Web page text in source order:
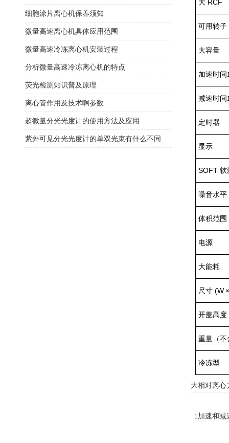
大 RCF
可用转子
大容量
加速时间
减速时间
定时器
显示
SOFT 软
噪音水平
体积范围
电源
大能耗
尺寸 (W
开盖高度
重量（不
冷冻型
大相对离心
1加速和减
细胞涂片离心机保养须知
微量高速离心机具体应用范围
微量高速冷冻离心机安装过程
分析微量高速冷冻离心机的特点
荧光检测知识普及原理
离心管作用及技术啊参数
超微量分光光度计的使用方法及应用
紫外可见分光光度计的单双光束有什么不同